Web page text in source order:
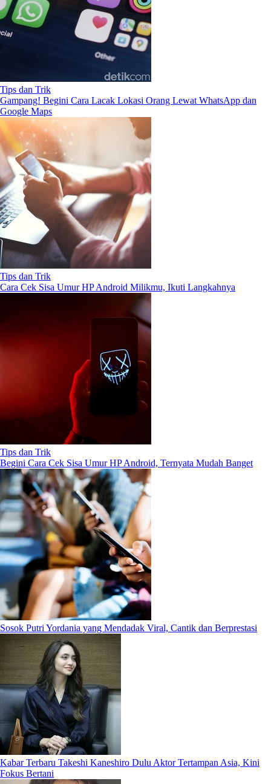
Tips dan Trik
Gampang! Begini Cara Lacak Lokasi Orang Lewat WhatsApp dan
Google Maps
Tips dan Trik
Cara Cek Sisa Umur HP Android Milikmu, Ikuti Langkahnya
Tips dan Trik
Begini Cara Cek Sisa Umur HP Android, Ternyata Mudah Banget
Sosok Putri Yordania yang Mendadak Viral, Cantik dan Berprestasi
Kabar Terbaru Takeshi Kaneshiro Dulu Aktor Tertampan Asia, Kini
Fokus Bertani